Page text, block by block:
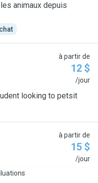
animaux depuis
à partir de
12 $
/jour
looking to petsit
à partir de
15 $
/jour